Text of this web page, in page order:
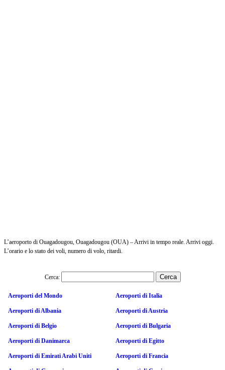
L’aeroporto di Ouagadougou, Ouagadougou (OUA) – Arrivi in tempo reale. Arrivi oggi.
L’orario e lo stato dei voli, numero di volo, ritardi.
Cerca:
Aeroporti del Mondo Aeroporti di Italia
Aeroporti di Albania Aeroporti di Austria
Aeroporti di Belgio Aeroporti di Bulgaria
Aeroporti di Danimarca Aeroporti di Egitto
Aeroporti di Emirati Arabi Uniti Aeroporti di Francia